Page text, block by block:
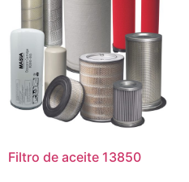
Filtro de aceite 13850